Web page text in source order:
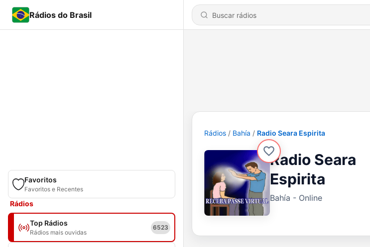
Rádios do Brasil
Favoritos
Favoritos e Recentes
Rádios
Top Rádios
Rádios mais ouvidas
6523
Rádios Bahía Radio Seara Espirita
Radio Seara
Espirita
Bahía - Online